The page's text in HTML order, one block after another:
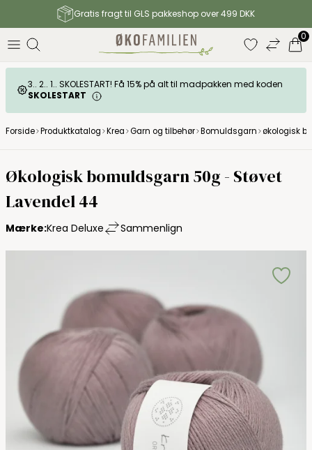
Gratis fragt til GLS pakkeshop over 499 DKK
0
3.. 2.. 1.. SKOLESTART! Få 15% på alt til madpakken med koden
SKOLESTART
Forside Produktkatalog Krea Garn og tilbehør Bomuldsgarn økologisk
Økologisk bomuldsgarn 50g - Støvet
Lavendel 44
Mærke:Krea Deluxe Sammenlign